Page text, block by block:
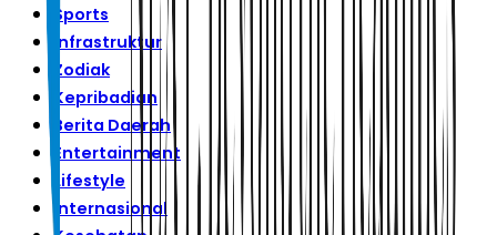
Sports
Infrastruktur
Zodiak
Kepribadian
Berita Daerah
Entertainment
Lifestyle
Internasional